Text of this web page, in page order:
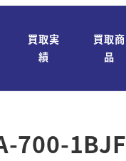
買取実
績
買取商
品
700-1BJF